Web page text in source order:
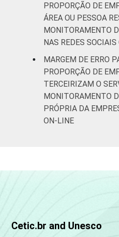
PROPORÇÃO DE
ÁREA OU PESSOA
MONITORAMENTO
NAS REDES
MARGEM DE ERRO
PROPORÇÃO DE
TERCEIRIZAM O
MONITORAMENTO
PRÓPRIA DA
ON-LINE
Cetic.br and Unesco